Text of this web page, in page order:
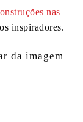
nas
inspiradores.
da imagem